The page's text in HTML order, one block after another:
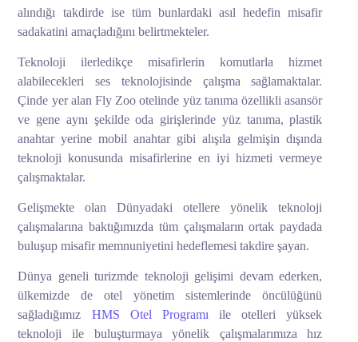
alındığı takdirde ise tüm bunlardaki asıl hedefin misafir
sadakatini amaçladığını belirtmekteler.
Teknoloji ilerledikçe misafirlerin komutlarla hizmet
alabilecekleri ses teknolojisinde çalışma sağlamaktalar.
Çinde yer alan Fly Zoo otelinde yüz tanıma özellikli asansör
ve gene aynı şekilde oda girişlerinde yüz tanıma, plastik
anahtar yerine mobil anahtar gibi alışıla gelmişin dışında
teknoloji konusunda misafirlerine en iyi hizmeti vermeye
çalışmaktalar.
Gelişmekte olan Dünyadaki otellere yönelik teknoloji
çalışmalarına baktığımızda tüm çalışmaların ortak paydada
buluşup misafir memnuniyetini hedeflemesi takdire şayan.
Dünya geneli turizmde teknoloji gelişimi devam ederken,
ülkemizde de otel yönetim sistemlerinde öncülüğünü
sağladığımız HMS Otel Programı ile otelleri yüksek
teknoloji ile buluşturmaya yönelik çalışmalarımıza hız